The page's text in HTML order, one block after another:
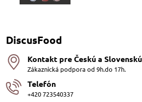
DiscusFood
Kontakt pre Českú a
Zákaznická podpora od 9h.do 17h.
Telefón
+420 723540337